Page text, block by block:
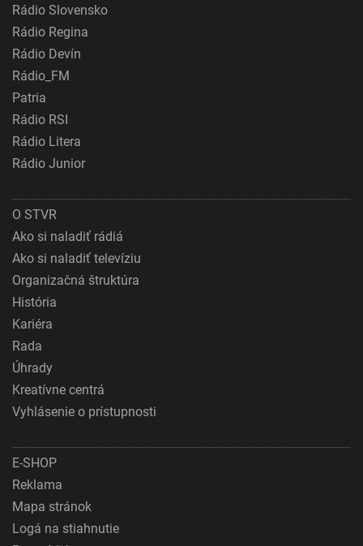
Rádio Slovensko
Rádio Regina
Rádio Devín
Rádio_FM
Patria
Rádio RSI
Rádio Litera
Rádio Junior
O STVR
Ako si naladiť rádiá
Ako si naladiť televíziu
Organizačná štruktúra
História
Kariéra
Rada
Úhrady
Kreatívne centrá
Vyhlásenie o prístupnosti
E-SHOP
Reklama
Mapa stránok
Logá na stiahnutie